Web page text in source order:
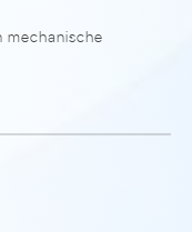
mechanische